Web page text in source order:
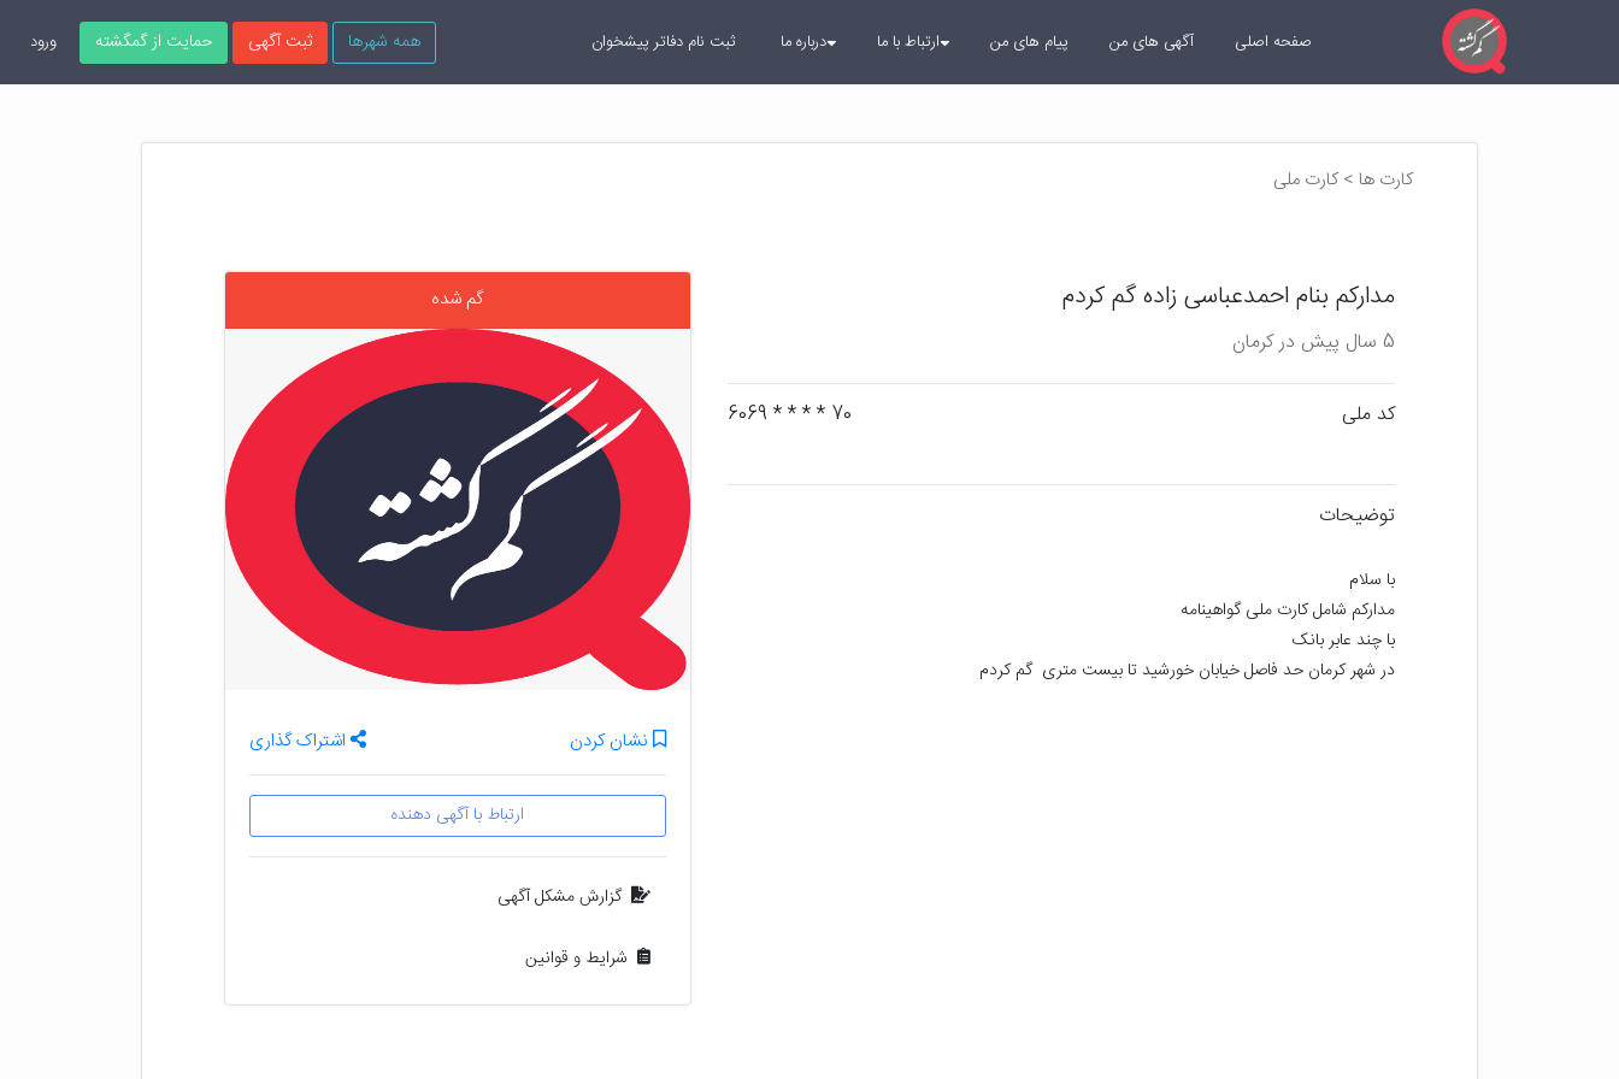
همه شهرها ثبت آگهی حمایت از گمگشته ورود صفحه اصلی آگهی های من پیام های من ارتباط با ما درباره ما ثبت نام دفاتر پیشخوان
کارت ها > کارت ملی
مدارکم بنام احمدعباسی زاده گم کردم
5 سال پیش در کرمان
کد ملی 70 * * * * 6069
توضیحات
در شهر کرمان حد فاصل خیابان خورشید تا بیست متری  گم کردم
گم شده
نشان کردن اشتراک گذاری
ارتباط با آگهی دهنده
گزارش مشکل آگهی
شرایط و قوانین